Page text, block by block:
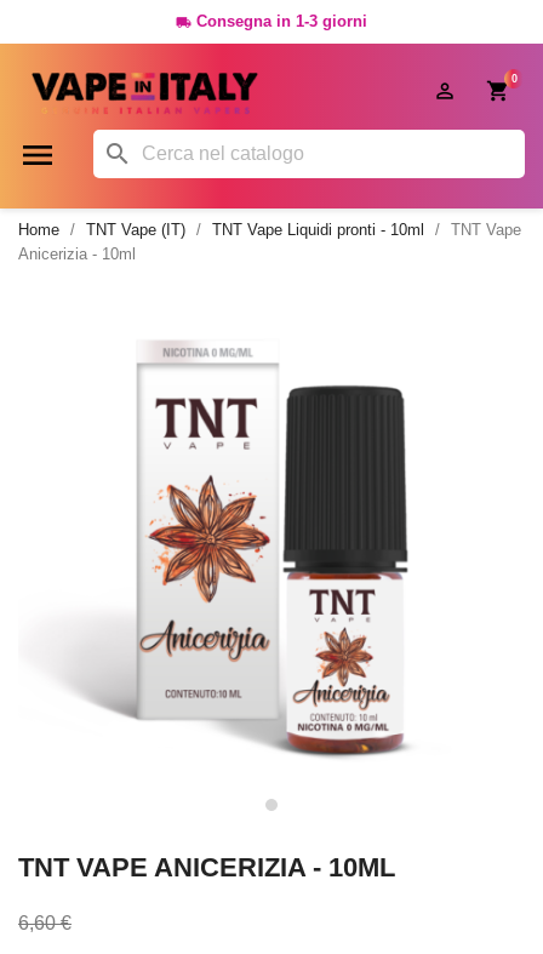
 Consegna in 1-3 giorni
0

 
Home TNT Vape (IT) TNT Vape Liquidi pronti - 10ml
TNT Vape
Anicerizia - 10ml
TNT VAPE ANICERIZIA - 10ML
6,60 €